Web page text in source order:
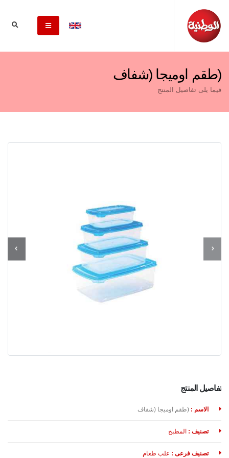
(طقم اوميجا (شفاف
فيما يلى تفاصيل المنتج
تفاصيل المنتج
الاسم : (طقم اوميجا (شفاف
تصنيف : المطبخ
تصنيف فرعى : علب طعام